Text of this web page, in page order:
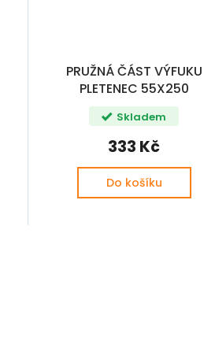
PRUŽNÁ ČÁST VÝFUKU
PLETENEC 55X250
OCTAVIA / FABIA PL
Skladem
333 Kč
Do košíku